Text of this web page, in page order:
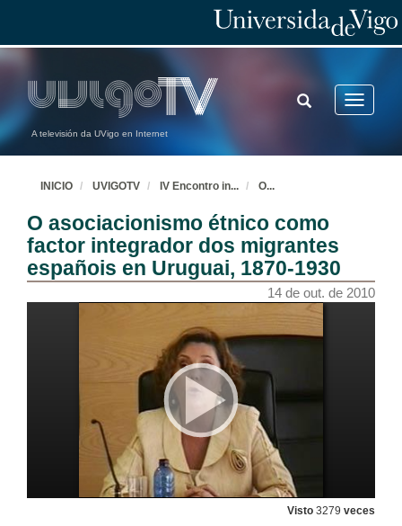
A televisión da UVigo en Internet
Toggle
TOGGLE
SEARCH
INICIO UVIGOTV IV Encontro in... O...
O asociacionismo étnico como
factor integrador dos migrantes
españois en Uruguai, 1870-1930
14 de out. de 2010
Visto 3279 veces